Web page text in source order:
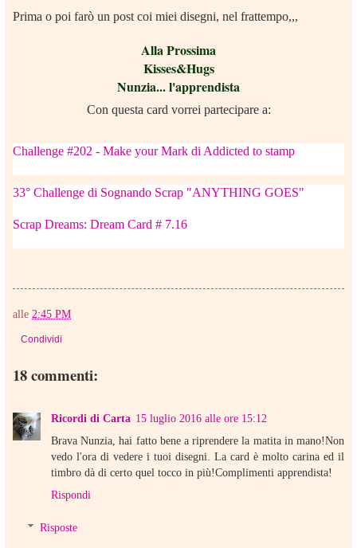
Prima o poi farò un post coi miei disegni, nel frattempo,,,
Alla Prossima
Kisses&Hugs
Nunzia... l'apprendista
Con questa card vorrei partecipare a:
Challenge #202 - Make your Mark di Addicted to stamp
33° Challenge di Sognando Scrap "ANYTHING GOES"
Scrap Dreams: Dream Card # 7.16
alle 2:45 PM
Condividi
18 commenti:
Ricordi di Carta 15 luglio 2016 alle ore 15:12
Brava Nunzia, hai fatto bene a riprendere la matita in mano!Non
vedo l'ora di vedere i tuoi disegni. La card è molto carina ed il
timbro dà di certo quel tocco in più!Complimenti apprendista!
Rispondi
Risposte